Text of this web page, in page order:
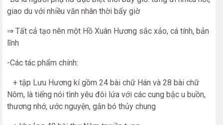
giao du với nhiều văn nhân thời bấy giờ
⇒ Tất cả tạo nên một Hồ Xuân Hương sắc xảo, cá tính, bản
lĩnh
-Các tác phẩm chính:
+ tập Lưu Hương kí gồm 24 bài chữ Hán và 28 bài chữ
Nôm, là tiếng nói tình yêu đôi lứa với các cung bậc u buồn,
thương nhớ, ước nguyện, gắn bó thủy chung